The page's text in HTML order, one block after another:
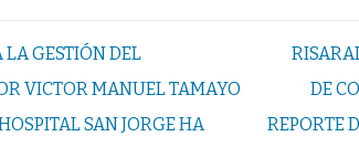
LA GESTIÓN DEL
VICTOR MANUEL TAMAYO
SAN JORGE HA
DE
REPORTE